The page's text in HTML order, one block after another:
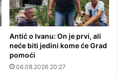
Antić o Ivanu: On je prvi, ali
neće biti jedini kome će Grad
pomoći
06.08.2026 20:27